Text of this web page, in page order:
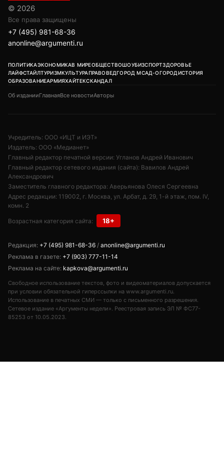
© 2026
Все права защищены
+7 (495) 981-68-36
anonline@argumenti.ru
ПОЛИТИКАЭКОНОМИКАВ МИРЕОБЩЕСТВОШОУБИЗСПОРТЗДОРОВЬЕ
ЛАЙФСТАЙЛТУРИЗМКУЛЬТУРАПРАВОВЕДГОРОД МСАД-ОГОРОДИСТОРИЯ
ОБРАЗОВАНИЕАРМИЯХАЙТЕКСКАНДАЛ
Об изданииГлавнаяВсе новостиАвторы
Учредитель: ООО «ИЦТ и ИЭТ»
Издатель: ООО «Медианет»
Главный редактор печатной версии: Угланов Андрей Иванович
Главный редактор сетевого издания (сайта): Вавилов Андрей
Александрович
Заместитель главного редактора: Аверьянова Олеся Сергеевна
Адрес редакции: 119002, г. Москва, ул. Арбат, д. 29, 1-й этаж, пом. IV,
комн. 2
Возрастная категория сайта: 18+
Редакция: +7 (495) 981-68-36 / anonline@argumenti.ru
Реклама в газете: +7 (903) 777-11-14
Реклама на сайте: kapkova@argumenti.ru
Свободное использование текстов, фото и видеоматериалов допускается
при условии обязательной гиперссылки на www.argumenti.ru.
Использование в печатных СМИ — только с письменного разрешения.
Сетевое издание «Аргументы недели». Реестровая запись ЭЛ № ФС77-
85253 от 10.05.2023.